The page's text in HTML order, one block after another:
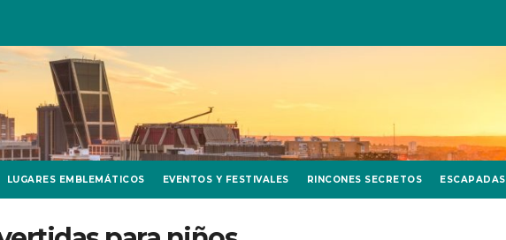
LUGARES EMBLEMÁTICOS EVENTOS Y FESTIVALES RINCONES SECRETOS ESCAPADAS